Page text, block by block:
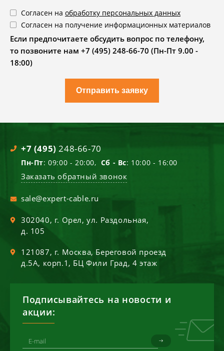
Согласен на обработку персональных данных
Согласен на получение информационных материалов
Если предпочитаете обсудить вопрос по телефону,
то позвоните нам +7 (495) 248-66-70 (Пн-Пт 9.00 -
18:00)
Отправить заявку
+7 (495) 248-66-70
Пн-Пт: 09:00 - 20:00, Сб - Вс: 10:00 - 16:00
Заказать обратный звонок
sale@expert-cable.ru
302040, г. Орел,ул. Раздольная,
д. 105
121087, г. Москва, Береговой проезд
д.5А, корп.1, БЦ Фили Град, 4 этаж
Подписывайтесь на новости и
акции: